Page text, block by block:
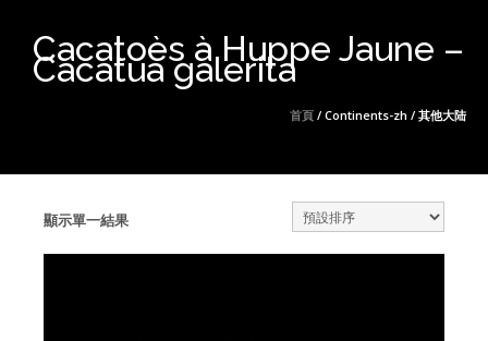
Cacatoès à Huppe Jaune –
Cacatua galerita
首頁 / Continents-zh / 其他大陆
顯示單一結果